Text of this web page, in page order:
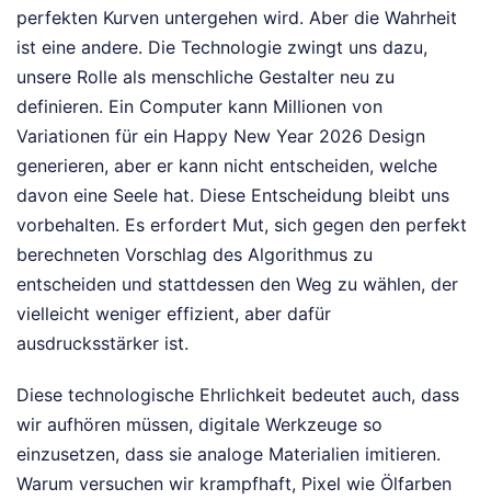
perfekten Kurven untergehen wird. Aber die Wahrheit
ist eine andere. Die Technologie zwingt uns dazu,
unsere Rolle als menschliche Gestalter neu zu
definieren. Ein Computer kann Millionen von
Variationen für ein Happy New Year 2026 Design
generieren, aber er kann nicht entscheiden, welche
davon eine Seele hat. Diese Entscheidung bleibt uns
vorbehalten. Es erfordert Mut, sich gegen den perfekt
berechneten Vorschlag des Algorithmus zu
entscheiden und stattdessen den Weg zu wählen, der
vielleicht weniger effizient, aber dafür
ausdrucksstärker ist.
Diese technologische Ehrlichkeit bedeutet auch, dass
wir aufhören müssen, digitale Werkzeuge so
einzusetzen, dass sie analoge Materialien imitieren.
Warum versuchen wir krampfhaft, Pixel wie Ölfarben